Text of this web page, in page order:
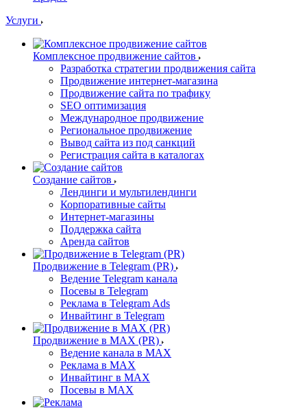
Услуги
Комплексное продвижение сайтов
Разработка стратегии продвижения сайта
Продвижение интернет-магазина
Продвижение сайта по трафику
SEO оптимизация
Международное продвижение
Региональное продвижение
Вывод сайта из под санкций
Регистрация сайта в каталогах
Создание сайтов
Лендинги и мультилендинги
Корпоративные сайты
Интернет-магазины
Поддержка сайта
Аренда сайтов
Продвижение в Telegram (PR)
Ведение Telegram канала
Посевы в Telegram
Реклама в Telegram Ads
Инвайтинг в Telegram
Продвижение в MAX (PR)
Ведение канала в MAX
Реклама в MAX
Инвайтинг в MAX
Посевы в MAX